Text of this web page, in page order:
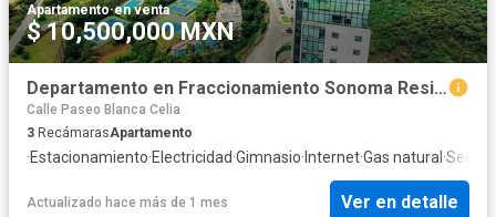
Apartamento·en venta
$ 10,500,000 MXN
Departamento en Fraccionamiento Sonoma Residencial
Calle Paseo Blanca Celia
3 RecámarasApartamento
·Estacionamiento·Electricidad·Gimnasio· Internet·Gas natural ·
Actualizado hace más de 1 mes Ver en detalle